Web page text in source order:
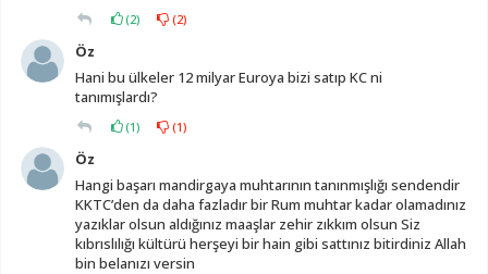
(2) (2)
Öz
Hani bu ülkeler 12 milyar Euroya bizi satıp KC ni
tanımışlardı?
(1) (1)
Öz
Hangi başarı mandirgaya muhtarının tanınmışlığı sendendir
KKTC’den da daha fazladır bir Rum muhtar kadar olamadınız
yazıklar olsun aldığınız maaşlar zehir zıkkım olsun Siz
kıbrıslılığı kültürü herşeyi bir hain gibi sattınız bitirdiniz Allah
bin belanızı versin